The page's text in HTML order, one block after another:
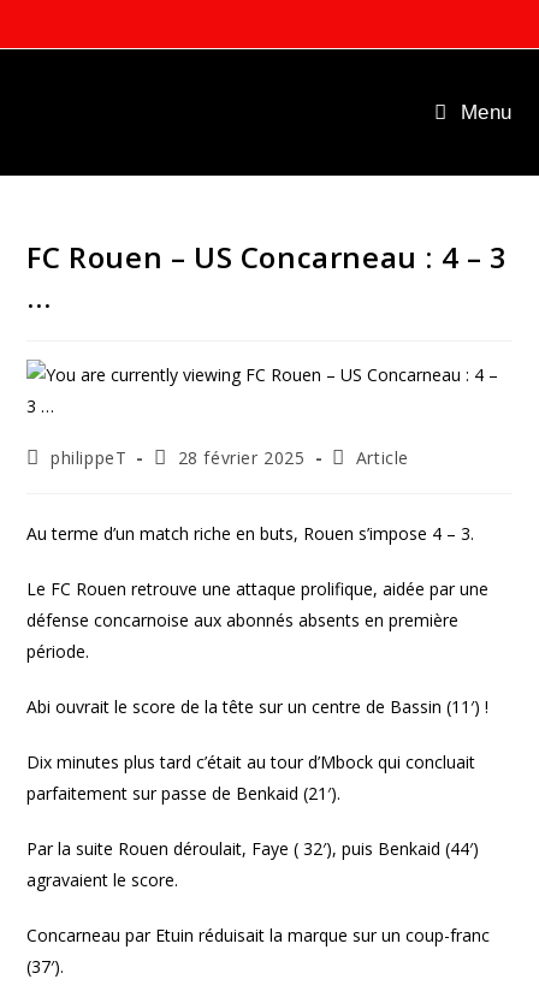
to
Menu
FC Rouen – US Concarneau : 4 – 3
…
Auteur/autrice
publication :
philippeT
Publication
28 février 2025
PostArticle
Au terme d’un match riche en buts, Rouen s’impose 4 – 3.
Le FC Rouen retrouve une attaque prolifique, aidée par une
défense concarnoise aux abonnés absents en première
période.
Abi ouvrait le score de la tête sur un centre de Bassin (11′) !
Dix minutes plus tard c’était au tour d’Mbock qui concluait
parfaitement sur passe de Benkaid (21′).
Par la suite Rouen déroulait, Faye ( 32′), puis Benkaid (44′)
agravaient le score.
Concarneau par Etuin réduisait la marque sur un coup-franc
(37′).